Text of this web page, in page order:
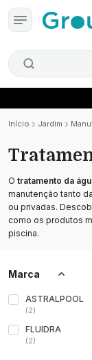
Início Jardim
O tratamento da
manutenção tanto
ou privadas.
como os produtos
piscina.
Marca
ASTRALPOOL
(2)
FLUIDRA
(2)